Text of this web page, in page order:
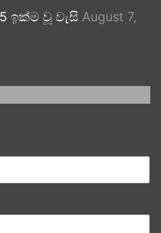
ඉක්ම වූ වැසි August 7,